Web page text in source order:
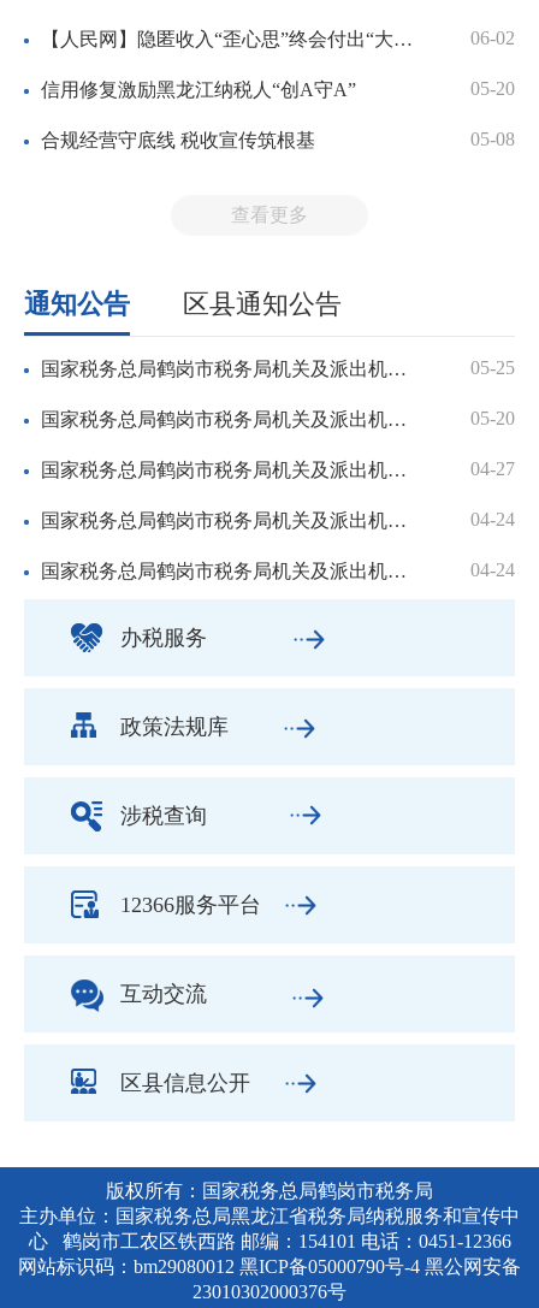
【人民网】隐匿收入“歪心思”终会付出“大代价” 06-02
信用修复激励黑龙江纳税人“创A守A” 05-20
合规经营守底线 税收宣传筑根基 05-08
查看更多
通知公告 区县通知公告
国家税务总局鹤岗市税务局机关及派出机构2026年度食堂食材政... 05-25
国家税务总局鹤岗市税务局机关及派出机构2026年度食堂食材政... 05-20
国家税务总局鹤岗市税务局机关及派出机构2026年度食堂食材政... 04-27
国家税务总局鹤岗市税务局机关及派出机构2026年度食堂食材政... 04-24
国家税务总局鹤岗市税务局机关及派出机构2026年度食堂食材政... 04-24
办税服务
政策法规库
涉税查询
12366服务平台
互动交流
区县信息公开
版权所有：国家税务总局鹤岗市税务局
主办单位：国家税务总局黑龙江省税务局纳税服务和宣传中
心 鹤岗市工农区铁西路 邮编：154101 电话：0451-12366
网站标识码：bm29080012 黑ICP备05000790号-4 黑公网安备
23010302000376号